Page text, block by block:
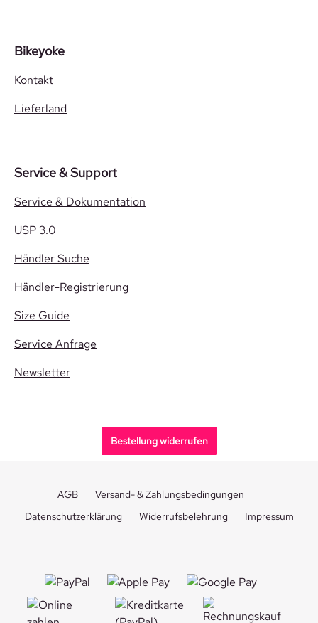
Bikeyoke
Kontakt
Lieferland
Service & Support
Service & Dokumentation
USP 3.0
Händler Suche
Händler-Registrierung
Size Guide
Service Anfrage
Newsletter
Bestellung widerrufen
AGB
Versand- & Zahlungsbedingungen
Datenschutzerklärung
Widerrufsbelehrung Impressum